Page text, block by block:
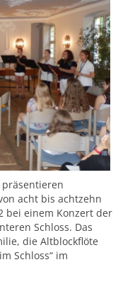
acht bis achtzehn
bei einem Konzert der
Schloss. Das
die Altblockflöte
Schloss“ im